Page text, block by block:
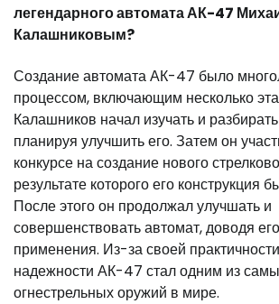
легендарного автомата АК-47
Калашниковым?
Создание автомата АК-47 было
процессом, включающим несколько
Калашников начал изучать и
планируя улучшить его. Затем он
конкурсе на создание нового
результате которого его конструкция
После этого он продолжал улучшать и
совершенствовать автомат, доводя
применения. Из-за своей
надежности АК-47 стал одним из
огнестрельных оружий в мире.